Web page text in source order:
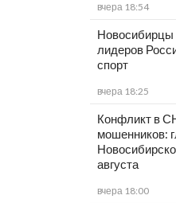
вчера 18:54
Новосибирцы
лидеров
спорт
вчера 18:25
Конфликт в
мошенников:
августа
вчера 18:00